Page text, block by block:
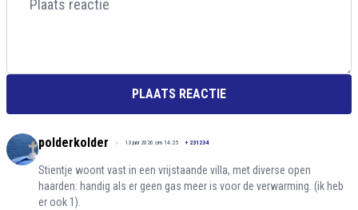
PLAATS REACTIE
polderkolder 13 juni 2026 om 14:25 + 231234
Stientje woont vast in een vrijstaande villa, met diverse open
haarden: handig als er geen gas meer is voor de verwarming. (ik heb
er ook 1).